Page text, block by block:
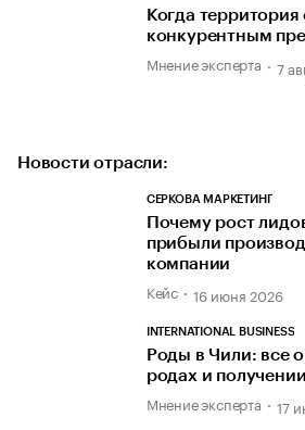
Когда территория
конкурентным
Мнение эксперта 7
Новости отрасли:
СЕРКОВА МАРКЕТИНГ
Почему рост
прибыли
компании
Кейс 16 июня 2026
INTERNATIONAL BUSINESS
Роды в Чили: все
родах и
Мнение эксперта 17